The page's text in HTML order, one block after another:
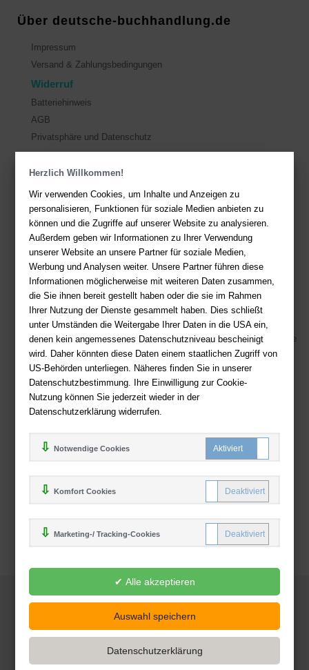
Herzlich Willkommen!
Wir verwenden Cookies, um Inhalte und Anzeigen zu
personalisieren, Funktionen für soziale Medien anbieten zu
können und die Zugriffe auf unserer Website zu analysieren.
Außerdem geben wir Informationen zu Ihrer Verwendung
unserer Website an unsere Partner für soziale Medien,
Werbung und Analysen weiter. Unsere Partner führen diese
Informationen möglicherweise mit weiteren Daten zusammen,
die Sie ihnen bereit gestellt haben oder die sie im Rahmen
Ihrer Nutzung der Dienste gesammelt haben. Dies schließt
unter Umständen die Weitergabe Ihrer Daten in die USA ein,
denen kein angemessenes Datenschutzniveau bescheinigt
wird. Daher könnten diese Daten einem staatlichen Zugriff von
US-Behörden unterliegen. Näheres finden Sie in unserer
Datenschutzbestimmung. Ihre Einwilligung zur Cookie-
Nutzung können Sie jederzeit wieder in der
Datenschutzerklärung widerrufen.
Notwendige Cookies
Komfort Cookies
Marketing-/ Tracking-Cookies
Über deutsche-buchhandlung.de
Impressum
Versand & Zahlungsbedingungen
Widerruf
Batteriehinweis
AGB
Privatsphäre und Datenschutz
Kontakt
Hier finden Sie Antworten auf häufig gestellte
Fragen.
Fragen per E-Mail:service@deutsche-buchhandlung.de
Telefon: +49 (0)511 - 982 684 41
Ihre Vorteile bei uns
Kostenloser Versand ab 36,- EUR Bestellwert
Sicherer Online Shop und Zahlung mit SSL-Verschlüsselung
Viele Zahlungsmethoden wie PayPal, Amazon Payment, Vorkasse
Zahlweisen
Deutsche-Buchhandlung.de
www.deutsche-buchhandlung.de ist ein Angebot der
Powered by Inooga